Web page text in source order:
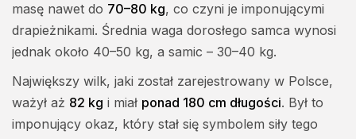
masę nawet do 70–80 kg, co czyni je imponującymi
drapieżnikami. Średnia waga dorosłego samca wynosi
jednak około 40–50 kg, a samic – 30–40 kg.
Największy wilk, jaki został zarejestrowany w Polsce,
ważył aż 82 kg i miał ponad 180 cm długości. Był to
imponujący okaz, który stał się symbolem siły tego